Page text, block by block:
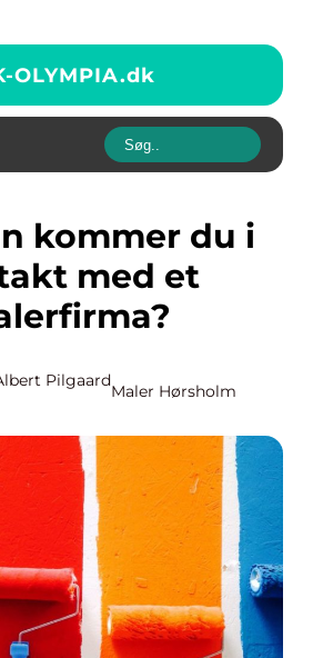
OLYMPIA.dk
med et
Pilgaard
Maler Hørsholm